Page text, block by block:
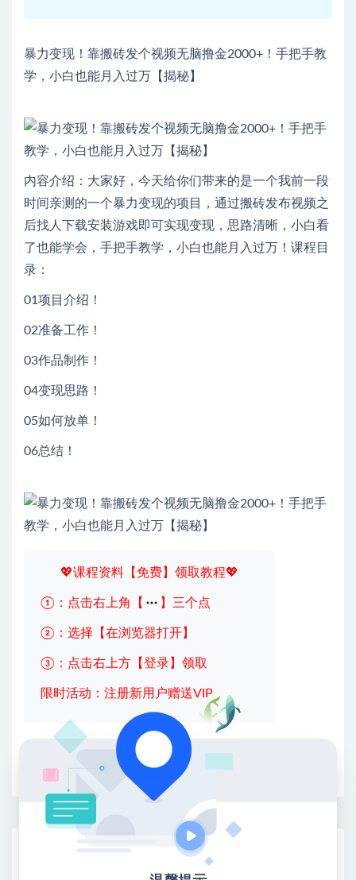
暴力变现！靠搬砖发个视频无脑撸金2000+！手把手教
学，小白也能月入过万【揭秘】
内容介绍：大家好，今天给你们带来的是一个我前一段
时间亲测的一个暴力变现的项目，通过搬砖发布视频之
后找人下载安装游戏即可实现变现，思路清晰，小白看
了也能学会，手把手教学，小白也能月入过万！课程目
录：
01项目介绍！
02准备工作！
03作品制作！
04变现思路！
05如何放单！
06总结！
💖课程资料【免费】领取教程💖
①：点击右上角【 】三个点
②：选择【在浏览器打开】
③：点击右上方【登录】领取
限时活动：注册新用户赠送VIP
海报 链接